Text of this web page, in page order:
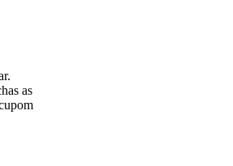
as